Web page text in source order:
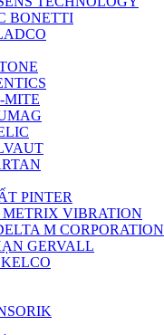
BONETTI
MITE
PINTER
VIBRATION
M CORPORATION
GERVALL